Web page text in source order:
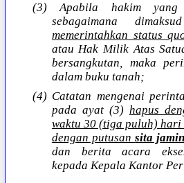
(3) Apabila hakim yang
sebagaimana
memerintahkan status
atau Hak Milik Atas
bersangkutan, maka
dalam buku tanah;
(4) Catatan mengenai
pada ayat (3) hapus
waktu 30 (tiga puluh)
dengan putusansita
dan berita acara
kepada Kepala Kantor